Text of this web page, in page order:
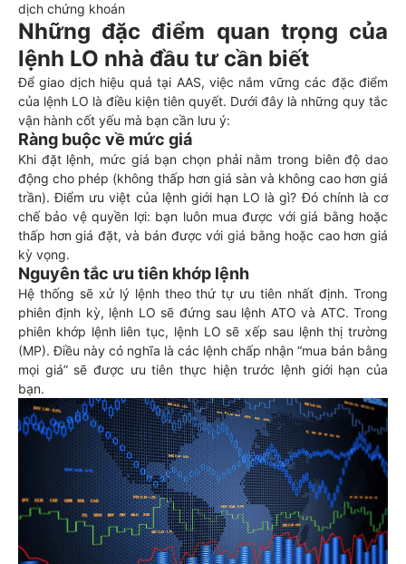
dịch chứng khoán
Những đặc điểm quan trọng của
lệnh LO nhà đầu tư cần biết
Để giao dịch hiệu quả tại AAS, việc nắm vững các đặc điểm
của lệnh LO là điều kiện tiên quyết. Dưới đây là những quy tắc
vận hành cốt yếu mà bạn cần lưu ý:
Ràng buộc về mức giá
Khi đặt lệnh, mức giá bạn chọn phải nằm trong biên độ dao
động cho phép (không thấp hơn giá sàn và không cao hơn giá
trần). Điểm ưu việt của lệnh giới hạn LO là gì? Đó chính là cơ
chế bảo vệ quyền lợi: bạn luôn mua được với giá bằng hoặc
thấp hơn giá đặt, và bán được với giá bằng hoặc cao hơn giá
kỳ vọng.
Nguyên tắc ưu tiên khớp lệnh
Hệ thống sẽ xử lý lệnh theo thứ tự ưu tiên nhất định. Trong
phiên định kỳ, lệnh LO sẽ đứng sau lệnh ATO và ATC. Trong
phiên khớp lệnh liên tục, lệnh LO sẽ xếp sau lệnh thị trường
(MP). Điều này có nghĩa là các lệnh chấp nhận “mua bán bằng
mọi giá” sẽ được ưu tiên thực hiện trước lệnh giới hạn của
bạn.